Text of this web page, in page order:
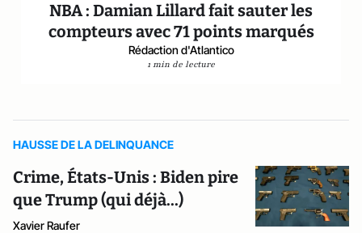
NBA : Damian Lillard fait sauter les
compteurs avec 71 points marqués
Rédaction d'Atlantico
1 min de lecture
HAUSSE DE LA DELINQUANCE
Crime, États-Unis : Biden pire
que Trump (qui déjà...)
Xavier Raufer